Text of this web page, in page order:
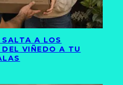
SALTA A LOS
VIÑEDO A TU